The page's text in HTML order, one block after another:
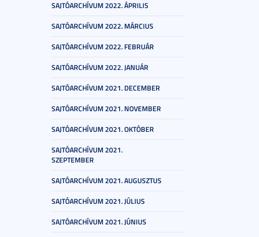
SAJTÓARCHÍVUM 2022. ÁPRILIS
SAJTÓARCHÍVUM 2022. MÁRCIUS
SAJTÓARCHÍVUM 2022. FEBRUÁR
SAJTÓARCHÍVUM 2022. JANUÁR
SAJTÓARCHÍVUM 2021. DECEMBER
SAJTÓARCHÍVUM 2021. NOVEMBER
SAJTÓARCHÍVUM 2021. OKTÓBER
SAJTÓARCHÍVUM 2021.
SZEPTEMBER
SAJTÓARCHÍVUM 2021. AUGUSZTUS
SAJTÓARCHÍVUM 2021. JÚLIUS
SAJTÓARCHÍVUM 2021. JÚNIUS